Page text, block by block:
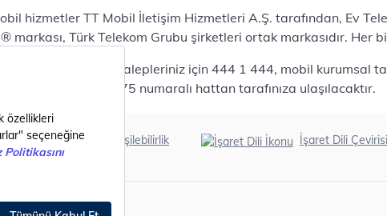
Tarife
Ev Telefonu
Panasonic TGB610
Modem ve Wi-Fi
Zyxel DX3300 Wi-Fi 6
Premium VDSL Modem
Samsung Buds2 Pro
Samsung Galaxy Watch 6
hizmetler TT Mobil İletişim Hizmetleri A.Ş. tarafından, Ev
markası, Türk Telekom Grubu şirketleri ortak markasıdır. Her
mobil bireysel talepleriniz için 444 1 444, mobil kurumsal
için 444 0375 numaralı hattan tarafınıza ulaşılacaktır.
Erişilebilirlik İşaret Dili Çevirisi